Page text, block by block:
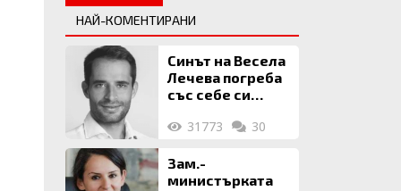
НАЙ-КОМЕНТИРАНИ
Синът на Весела
Лечева погреба
със себе си
млн. евро
31773 30
Зам.-
министърката